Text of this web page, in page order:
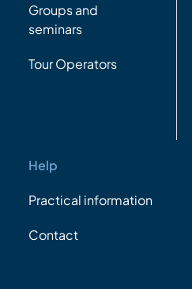
Groups and
seminars
Tour Operators
Help
Practical information
Contact